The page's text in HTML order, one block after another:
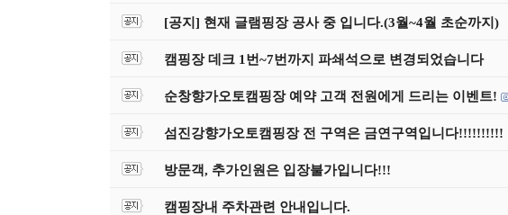
[공지] 현재 글램핑장 공사 중 입니다.(3월~4월 초순까지)
캠핑장 데크 1번~7번까지 파쇄석으로 변경되었습니다
순창향가오토캠핑장 예약 고객 전원에게 드리는 이벤트!
섬진강향가오토캠핑장 전 구역은 금연구역입니다!!!!!!!!!!
방문객, 추가인원은 입장불가입니다!!!
캠핑장내 주차관련 안내입니다.